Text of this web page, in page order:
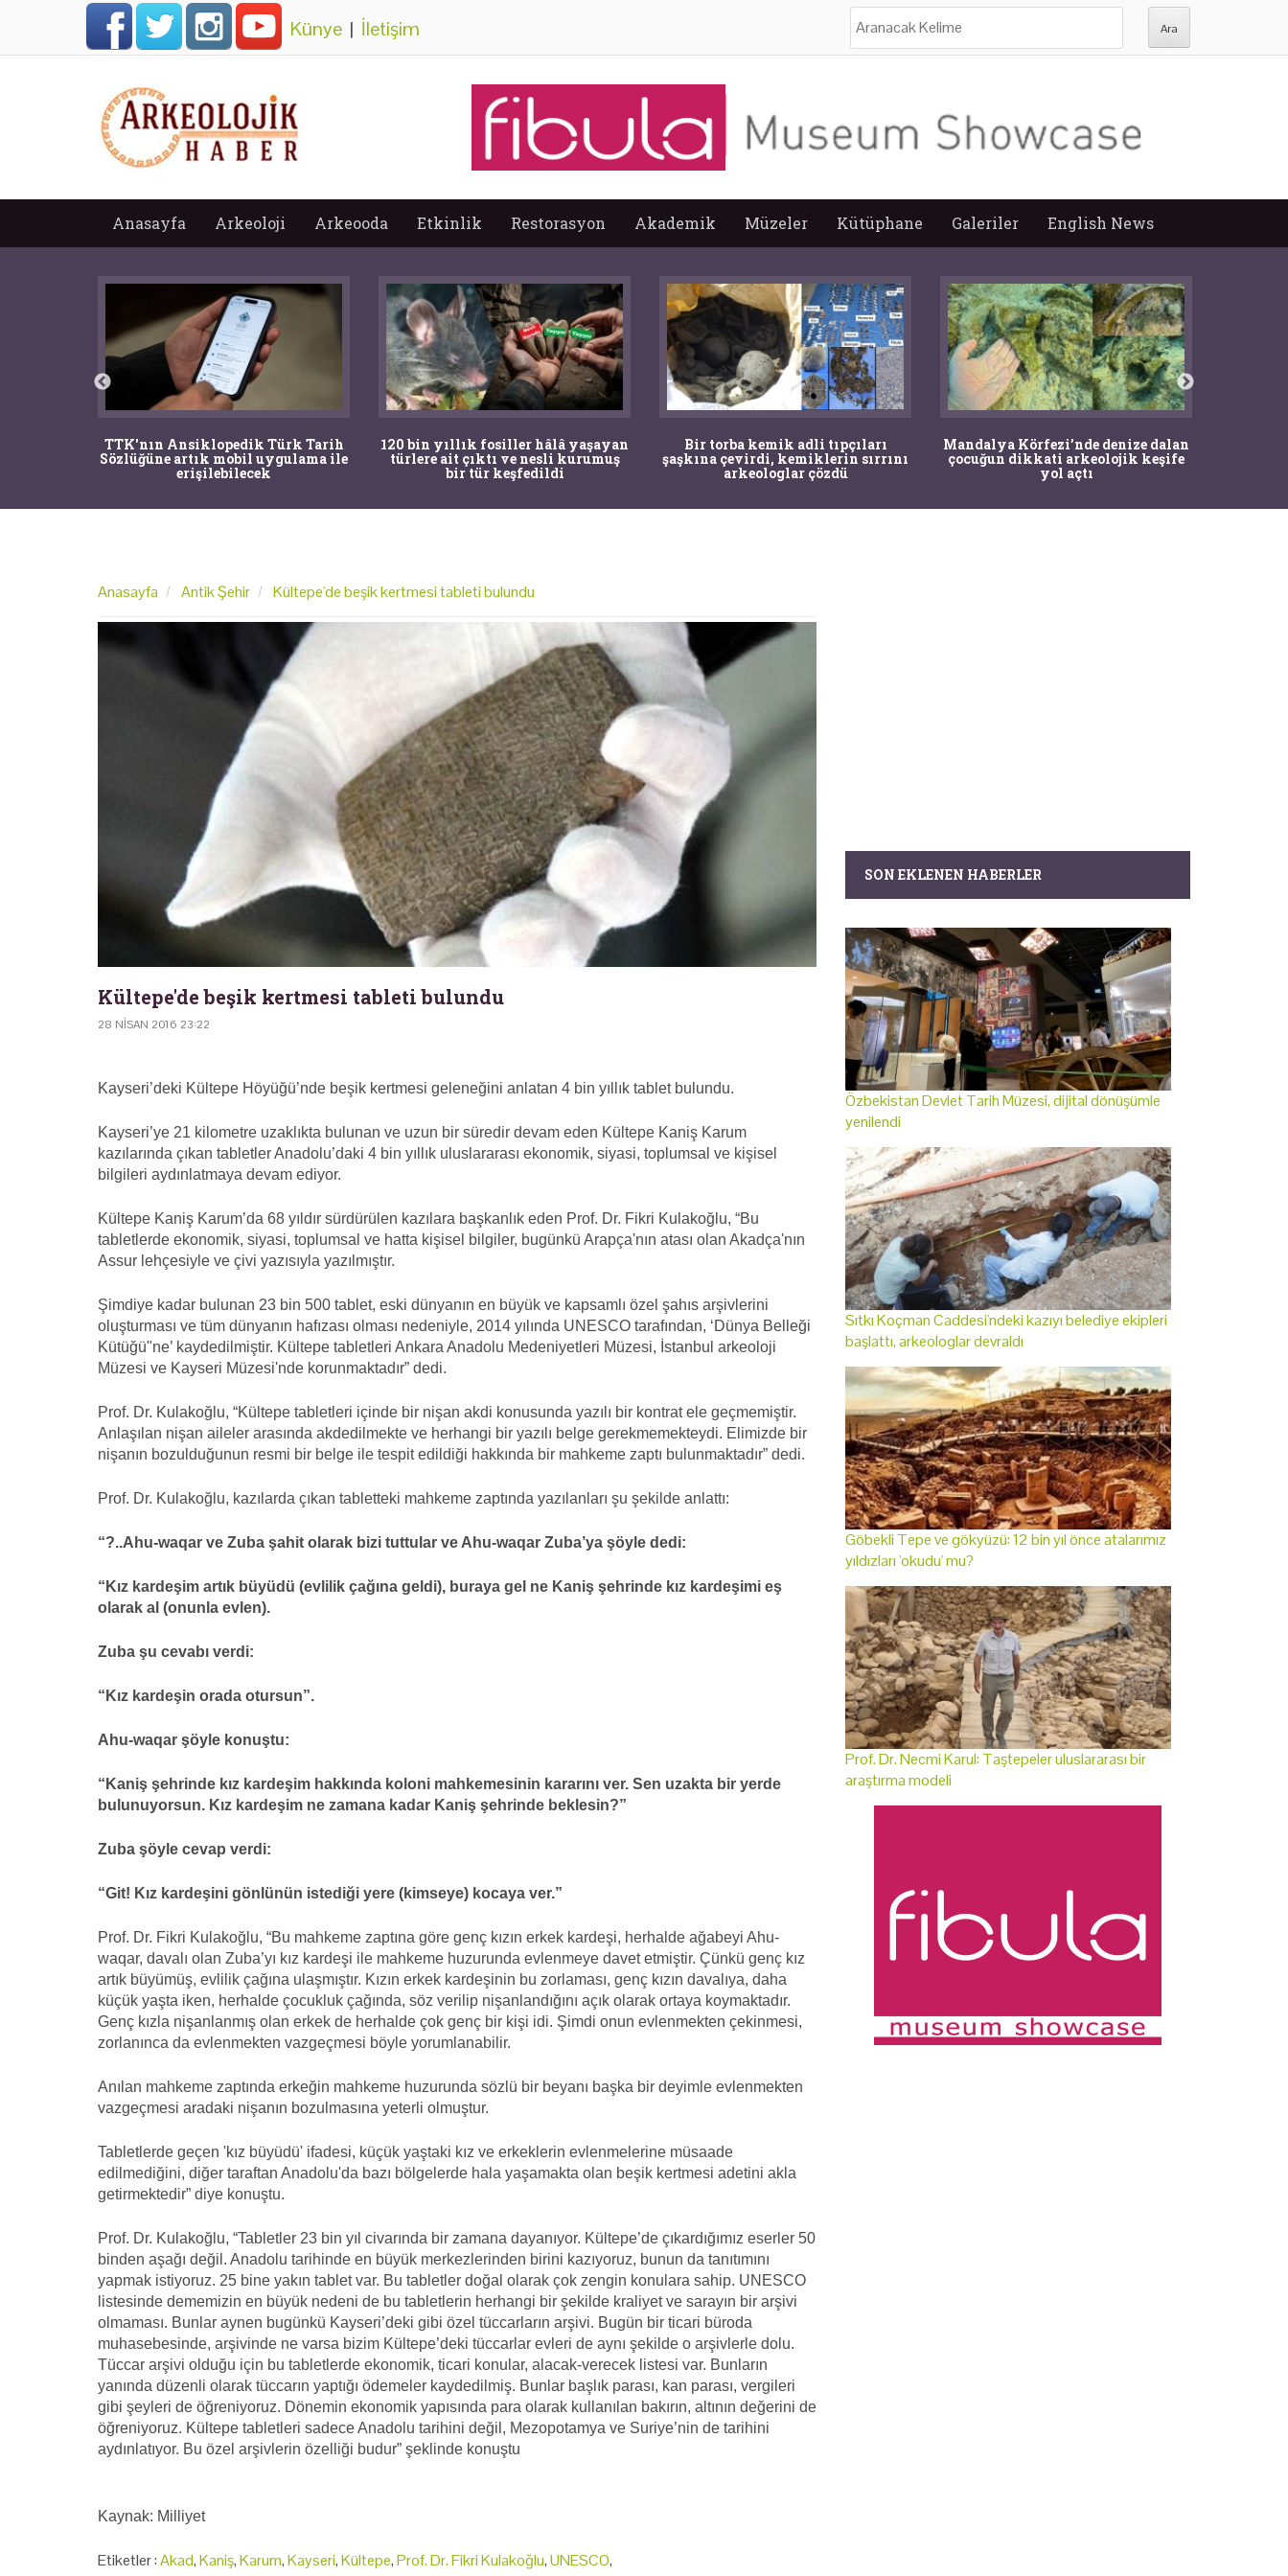
Künye | İletişim
Anasayfa Arkeoloji Arkeooda Etkinlik Restorasyon Akademik Müzeler Kütüphane Galeriler English News
TTK'nın Ansiklopedik Türk Tarih
Sözlüğüne artık mobil uygulama ile
erişilebilecek
120 bin yıllık fosiller hâlâ yaşayan
türlere ait çıktı ve nesli kurumuş
bir tür keşfedildi
Bir torba kemik adli tıpçıları
şaşkına çevirdi, kemiklerin sırrını
arkeologlar çözdü
Mandalya Körfezi’nde denize dalan
çocuğun dikkati arkeolojik keşife
yol açtı
Anasayfa Antik Şehir Kültepe'de beşik kertmesi tableti bulundu
Kültepe'de beşik kertmesi tableti bulundu
28 NISAN 2016 23:22
Kayseri’deki Kültepe Höyüğü’nde beşik kertmesi geleneğini anlatan 4 bin yıllık tablet bulundu.
Kayseri’ye 21 kilometre uzaklıkta bulunan ve uzun bir süredir devam eden Kültepe Kaniş Karum
kazılarında çıkan tabletler Anadolu’daki 4 bin yıllık uluslararası ekonomik, siyasi, toplumsal ve kişisel
bilgileri aydınlatmaya devam ediyor.
Kültepe Kaniş Karum’da 68 yıldır sürdürülen kazılara başkanlık eden Prof. Dr. Fikri Kulakoğlu, “Bu
tabletlerde ekonomik, siyasi, toplumsal ve hatta kişisel bilgiler, bugünkü Arapça'nın atası olan Akadça'nın
Assur lehçesiyle ve çivi yazısıyla yazılmıştır.
Şimdiye kadar bulunan 23 bin 500 tablet, eski dünyanın en büyük ve kapsamlı özel şahıs arşivlerini
oluşturması ve tüm dünyanın hafızası olması nedeniyle, 2014 yılında UNESCO tarafından, ‘Dünya Belleği
Kütüğü"ne’ kaydedilmiştir. Kültepe tabletleri Ankara Anadolu Medeniyetleri Müzesi, İstanbul arkeoloji
Müzesi ve Kayseri Müzesi'nde korunmaktadır” dedi.
Prof. Dr. Kulakoğlu, “Kültepe tabletleri içinde bir nişan akdi konusunda yazılı bir kontrat ele geçmemiştir.
Anlaşılan nişan aileler arasında akdedilmekte ve herhangi bir yazılı belge gerekmemekteydi. Elimizde bir
nişanın bozulduğunun resmi bir belge ile tespit edildiği hakkında bir mahkeme zaptı bulunmaktadır” dedi.
Prof. Dr. Kulakoğlu, kazılarda çıkan tabletteki mahkeme zaptında yazılanları şu şekilde anlattı:
“?..Ahu-waqar ve Zuba şahit olarak bizi tuttular ve Ahu-waqar Zuba’ya şöyle dedi:
“Kız kardeşim artık büyüdü (evlilik çağına geldi), buraya gel ne Kaniş şehrinde kız kardeşimi eş
olarak al (onunla evlen).
Zuba şu cevabı verdi:
“Kız kardeşin orada otursun”.
Ahu-waqar şöyle konuştu:
“Kaniş şehrinde kız kardeşim hakkında koloni mahkemesinin kararını ver. Sen uzakta bir yerde
bulunuyorsun. Kız kardeşim ne zamana kadar Kaniş şehrinde beklesin?”
Zuba şöyle cevap verdi:
“Git! Kız kardeşini gönlünün istediği yere (kimseye) kocaya ver.”
Prof. Dr. Fikri Kulakoğlu, “Bu mahkeme zaptına göre genç kızın erkek kardeşi, herhalde ağabeyi Ahu-
waqar, davalı olan Zuba’yı kız kardeşi ile mahkeme huzurunda evlenmeye davet etmiştir. Çünkü genç kız
artık büyümüş, evlilik çağına ulaşmıştır. Kızın erkek kardeşinin bu zorlaması, genç kızın davalıya, daha
küçük yaşta iken, herhalde çocukluk çağında, söz verilip nişanlandığını açık olarak ortaya koymaktadır.
Genç kızla nişanlanmış olan erkek de herhalde çok genç bir kişi idi. Şimdi onun evlenmekten çekinmesi,
zorlanınca da evlenmekten vazgeçmesi böyle yorumlanabilir.
Anılan mahkeme zaptında erkeğin mahkeme huzurunda sözlü bir beyanı başka bir deyimle evlenmekten
vazgeçmesi aradaki nişanın bozulmasına yeterli olmuştur.
Tabletlerde geçen 'kız büyüdü' ifadesi, küçük yaştaki kız ve erkeklerin evlenmelerine müsaade
edilmediğini, diğer taraftan Anadolu'da bazı bölgelerde hala yaşamakta olan beşik kertmesi adetini akla
getirmektedir” diye konuştu.
Prof. Dr. Kulakoğlu, “Tabletler 23 bin yıl civarında bir zamana dayanıyor. Kültepe’de çıkardığımız eserler 50
binden aşağı değil. Anadolu tarihinde en büyük merkezlerinden birini kazıyoruz, bunun da tanıtımını
yapmak istiyoruz. 25 bine yakın tablet var. Bu tabletler doğal olarak çok zengin konulara sahip. UNESCO
listesinde dememizin en büyük nedeni de bu tabletlerin herhangi bir şekilde kraliyet ve sarayın bir arşivi
olmaması. Bunlar aynen bugünkü Kayseri’deki gibi özel tüccarların arşivi. Bugün bir ticari büroda
muhasebesinde, arşivinde ne varsa bizim Kültepe’deki tüccarlar evleri de aynı şekilde o arşivlerle dolu.
Tüccar arşivi olduğu için bu tabletlerde ekonomik, ticari konular, alacak-verecek listesi var. Bunların
yanında düzenli olarak tüccarın yaptığı ödemeler kaydedilmiş. Bunlar başlık parası, kan parası, vergileri
gibi şeyleri de öğreniyoruz. Dönemin ekonomik yapısında para olarak kullanılan bakırın, altının değerini de
öğreniyoruz. Kültepe tabletleri sadece Anadolu tarihini değil, Mezopotamya ve Suriye’nin de tarihini
aydınlatıyor. Bu özel arşivlerin özelliği budur” şeklinde konuştu
Kaynak: Milliyet
Etiketler :Akad,Kaniş,Karum,Kayseri,Kültepe,Prof. Dr. Fikri Kulakoğlu,UNESCO,
SON EKLENEN HABERLER
Özbekistan Devlet Tarih Müzesi, dijital dönüşümle
yenilendi
Sıtkı Koçman Caddesi'ndeki kazıyı belediye ekipleri
başlattı, arkeologlar devraldı
Göbekli Tepe ve gökyüzü: 12 bin yıl önce atalarımız
yıldızları 'okudu' mu?
Prof. Dr. Necmi Karul: Taştepeler uluslararası bir
araştırma modeli